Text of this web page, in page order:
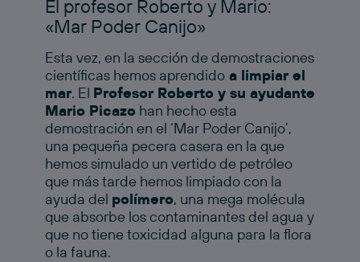
El profesor Roberto y Mario:
«Mar Poder Canijo»
Esta vez, en la sección de demostraciones
científicas hemos aprendido a limpiar el
mar. El Profesor Roberto y su ayudante
Mario Picazo han hecho esta
demostración en el ‘Mar Poder Canijo’,
una pequeña pecera casera en la que
hemos simulado un vertido de petróleo
que más tarde hemos limpiado con la
ayuda del polímero, una mega molécula
que absorbe los contaminantes del agua y
que no tiene toxicidad alguna para la flora
o la fauna.